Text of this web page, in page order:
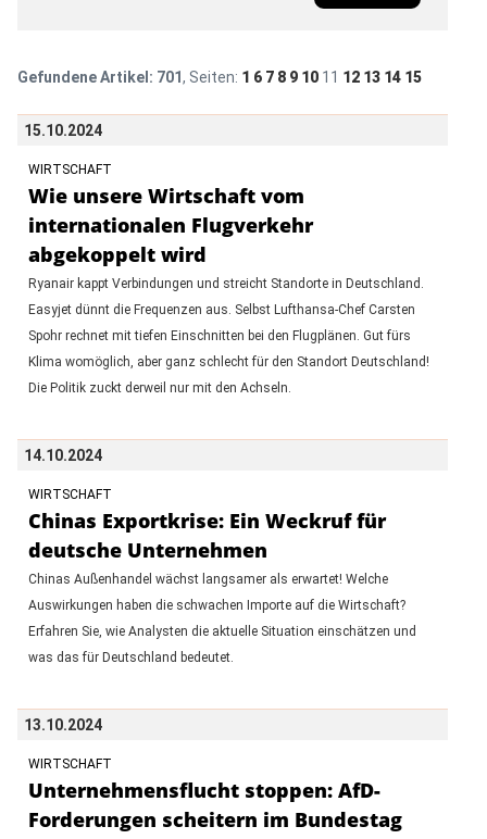
Gefundene Artikel: 701, Seiten: 1 6 7 8 9 10 11 12 13 14 15
15.10.2024
WIRTSCHAFT
Wie unsere Wirtschaft vom
internationalen Flugverkehr
abgekoppelt wird
Ryanair kappt Verbindungen und streicht Standorte in Deutschland.
Easyjet dünnt die Frequenzen aus. Selbst Lufthansa-Chef Carsten
Spohr rechnet mit tiefen Einschnitten bei den Flugplänen. Gut fürs
Klima womöglich, aber ganz schlecht für den Standort Deutschland!
Die Politik zuckt derweil nur mit den Achseln.
14.10.2024
WIRTSCHAFT
Chinas Exportkrise: Ein Weckruf für
deutsche Unternehmen
Chinas Außenhandel wächst langsamer als erwartet! Welche
Auswirkungen haben die schwachen Importe auf die Wirtschaft?
Erfahren Sie, wie Analysten die aktuelle Situation einschätzen und
was das für Deutschland bedeutet.
13.10.2024
WIRTSCHAFT
Unternehmensflucht stoppen: AfD-
Forderungen scheitern im Bundestag